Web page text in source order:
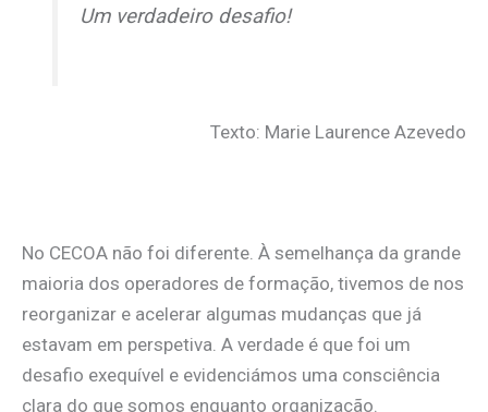
Um verdadeiro desafio!
Texto: Marie Laurence Azevedo
No CECOA não foi diferente. À semelhança da grande
maioria dos operadores de formação, tivemos de nos
reorganizar e acelerar algumas mudanças que já
estavam em perspetiva. A verdade é que foi um
desafio exequível e evidenciámos uma consciência
clara do que somos enquanto organização.